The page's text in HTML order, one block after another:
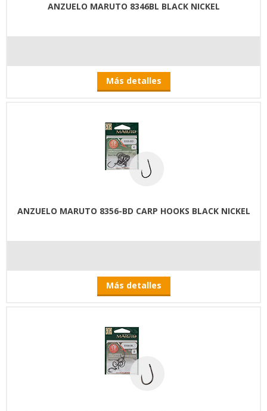
ANZUELO MARUTO 8346BL BLACK NICKEL
Más detalles
ANZUELO MARUTO 8356-BD CARP HOOKS BLACK NICKEL
Más detalles